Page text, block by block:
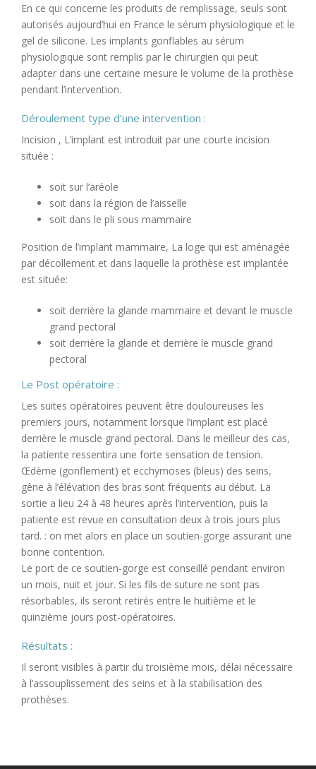
En ce qui concerne les produits de remplissage, seuls sont
autorisés aujourd’hui en France le sérum physiologique et le
gel de silicone. Les implants gonflables au sérum
physiologique sont remplis par le chirurgien qui peut
adapter dans une certaine mesure le volume de la prothèse
pendant l’intervention.
Déroulement type d’une intervention :
Incision , L’implant est introduit par une courte incision
située :
soit sur l’aréole
soit dans la région de l’aisselle
soit dans le pli sous mammaire
Position de l’implant mammaire, La loge qui est aménagée
par décollement et dans laquelle la prothèse est implantée
est située:
soit derrière la glande mammaire et devant le muscle
grand pectoral
soit derrière la glande et derrière le muscle grand
pectoral
Le Post opératoire :
Les suites opératoires peuvent être douloureuses les
premiers jours, notamment lorsque l’implant est placé
derrière le muscle grand pectoral. Dans le meilleur des cas,
la patiente ressentira une forte sensation de tension.
Œdème (gonflement) et ecchymoses (bleus) des seins,
gêne à l’élévation des bras sont fréquents au début. La
sortie a lieu 24 à 48 heures après l’intervention, puis la
patiente est revue en consultation deux à trois jours plus
tard. : on met alors en place un soutien-gorge assurant une
bonne contention.
Le port de ce soutien-gorge est conseillé pendant environ
un mois, nuit et jour. Si les fils de suture ne sont pas
résorbables, ils seront retirés entre le huitième et le
quinzième jours post-opératoires.
Résultats :
Il seront visibles à partir du troisième mois, délai nécessaire
à l’assouplissement des seins et à la stabilisation des
prothèses.